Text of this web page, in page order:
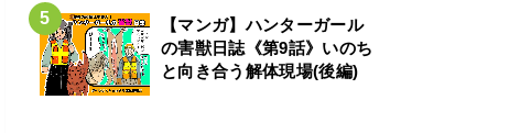
【マンガ】ハンターガール
の害獣日誌《第9話》いのち
と向き合う解体現場(後編)